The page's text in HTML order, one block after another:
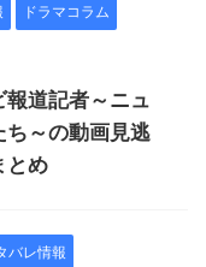
ドラマコラム
報道記者～ニュ
ち～の動画見逃
とめ
バレ情報